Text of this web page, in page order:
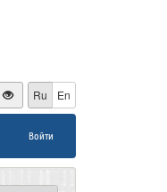
Ru En
Войти